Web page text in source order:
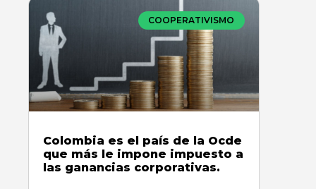
COOPERATIVISMO
Colombia es el país de la Ocde
que más le impone impuesto a
las ganancias corporativas.